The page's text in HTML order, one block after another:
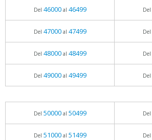
Del 46000al 46499 Del
Del 47000al 47499 Del
Del 48000al 48499 Del
Del 49000al 49499 Del
Del 50000al 50499 Del
Del 51000al 51499 Del